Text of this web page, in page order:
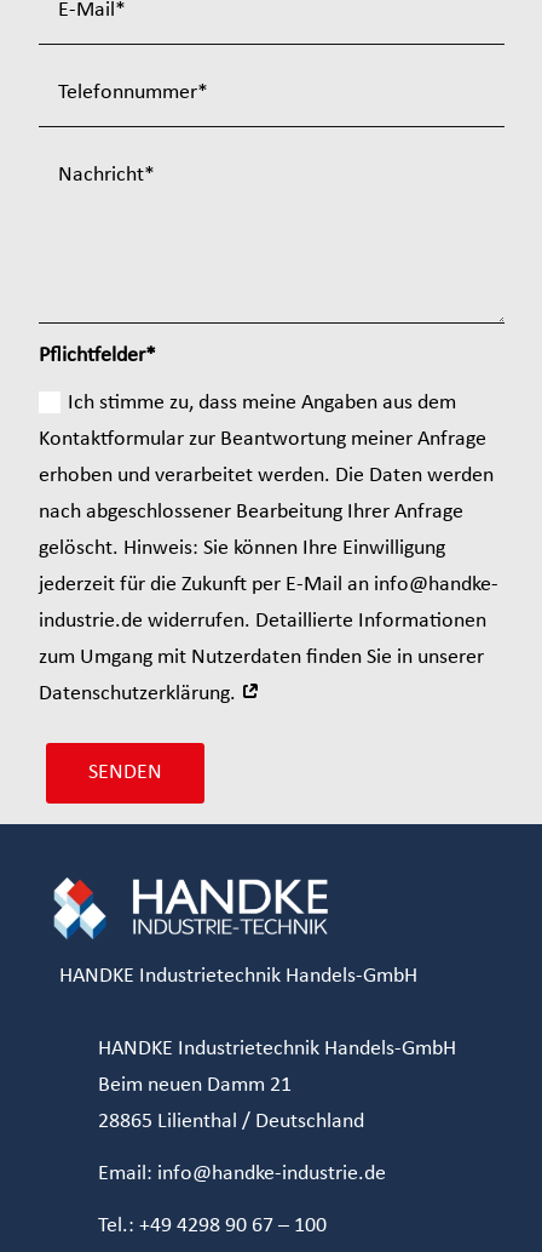
Pflichtfelder*
Ich stimme zu, dass meine Angaben aus dem
Kontaktformular zur Beantwortung meiner Anfrage
erhoben und verarbeitet werden. Die Daten werden
nach abgeschlossener Bearbeitung Ihrer Anfrage
gelöscht. Hinweis: Sie können Ihre Einwilligung
jederzeit für die Zukunft per E-Mail an info@handke-
industrie.de widerrufen. Detaillierte Informationen
zum Umgang mit Nutzerdaten finden Sie in unserer
Datenschutzerklärung.
SENDEN
HANDKE Industrietechnik Handels-GmbH
HANDKE Industrietechnik Handels-GmbH
Beim neuen Damm 21
28865 Lilienthal / Deutschland
Email: info@handke-industrie.de
Tel.: +49 4298 90 67 – 100